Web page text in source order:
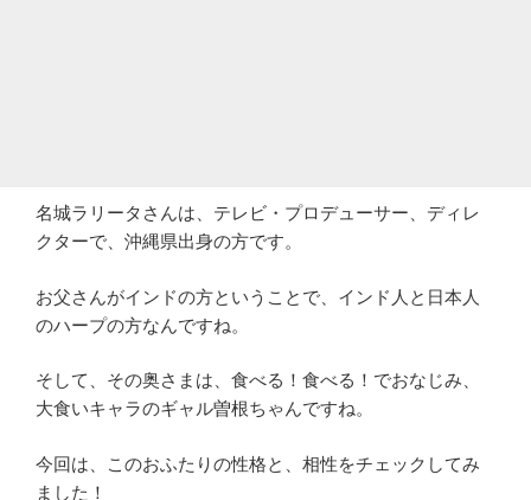
名城ラリータさんは、テレビ・プロデューサー、ディレ
クターで、沖縄県出身の方です。
お父さんがインドの方ということで、インド人と日本人
のハープの方なんですね。
そして、その奥さまは、食べる！食べる！でおなじみ、
大食いキャラのギャル曽根ちゃんですね。
今回は、このおふたりの性格と、相性をチェックしてみ
ました！